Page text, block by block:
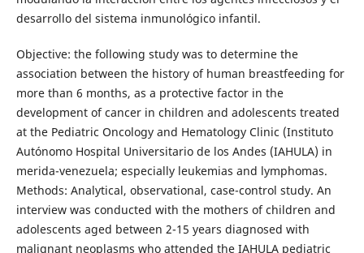
desarrollo del sistema inmunológico infantil.
Objective: the following study was to determine the
association between the history of human breastfeeding for
more than 6 months, as a protective factor in the
development of cancer in children and adolescents treated
at the Pediatric Oncology and Hematology Clinic (Instituto
Autónomo Hospital Universitario de los Andes (IAHULA) in
merida-venezuela; especially leukemias and lymphomas.
Methods: Analytical, observational, case-control study. An
interview was conducted with the mothers of children and
adolescents aged between 2-15 years diagnosed with
malignant neoplasms who attended the IAHULA pediatric